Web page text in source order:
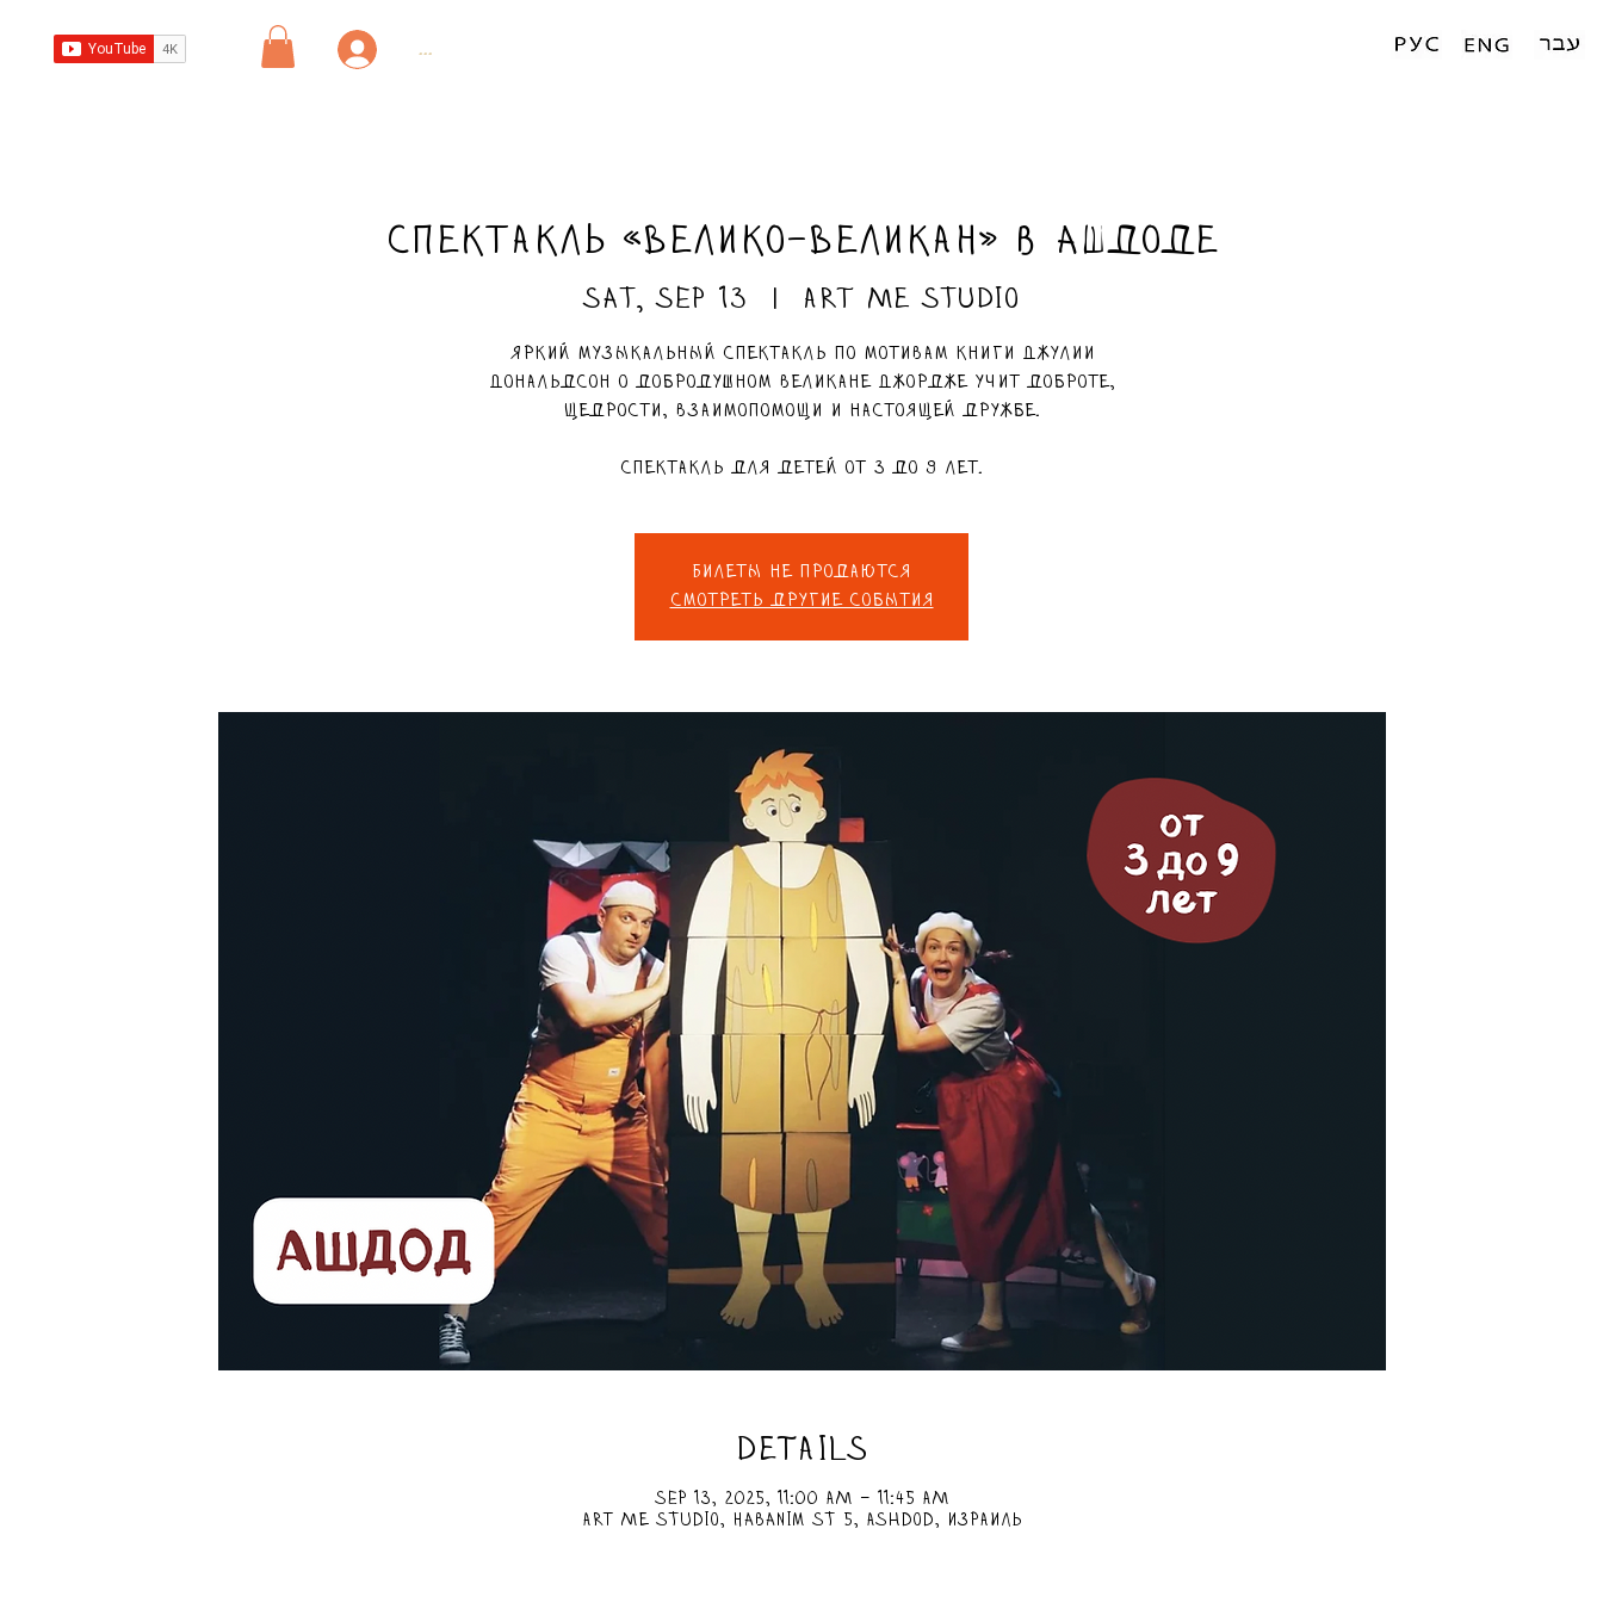
...
Спектакль «Велико-Великан» в Ашдоде
Sat, Sep 13
  |
ART ME Studio
Яркий музыкальный спектакль по мотивам книги Джулии
Дональдсон о добродушном великане Джордже учит доброте,
щедрости, взаимопомощи и настоящей дружбе.
Спектакль для детей от 3 до 9 лет.
Билеты не продаются
Смотреть другие события
DETAILS
Sep 13, 2025, 11:00 AM – 11:45 AM
ART ME Studio, HaBanim St 5, Ashdod, Израиль